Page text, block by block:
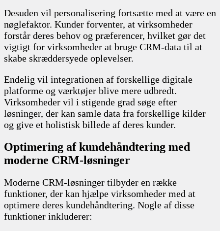
Desuden vil personalisering fortsætte med at være en
nøglefaktor. Kunder forventer, at virksomheder
forstår deres behov og præferencer, hvilket gør det
vigtigt for virksomheder at bruge CRM-data til at
skabe skræddersyede oplevelser.
Endelig vil integrationen af forskellige digitale
platforme og værktøjer blive mere udbredt.
Virksomheder vil i stigende grad søge efter
løsninger, der kan samle data fra forskellige kilder
og give et holistisk billede af deres kunder.
Optimering af kundehåndtering med
moderne CRM-løsninger
Moderne CRM-løsninger tilbyder en række
funktioner, der kan hjælpe virksomheder med at
optimere deres kundehåndtering. Nogle af disse
funktioner inkluderer: